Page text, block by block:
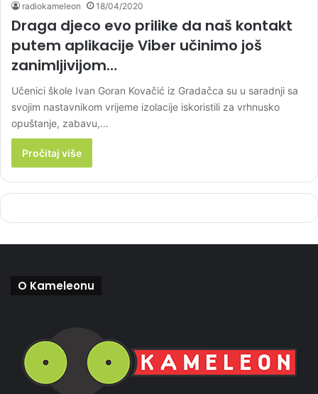
radiokameleon 18/04/2020
Draga djeco evo prilike da naš kontakt
putem aplikacije Viber učinimo još
zanimljivijom…
Učenici škole Ivan Goran Kovačić iz Gradačca su u saradnji sa
svojim nastavnikom vrijeme izolacije iskoristili za vrhnusko
opuštanje, zabavu,…
Pročitaj više
O Kameleonu